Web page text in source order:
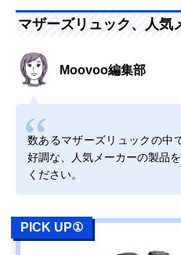
マザーズリュック、人気
Moovoo編集部
数あるマザーズリュックの中
好調な、人気メーカーの製品
ください。
PICK UP①